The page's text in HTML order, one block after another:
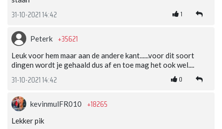
31-10-2021 14:42 1
Peterk +35621
Leuk voor hem maar aan de andere kant......voor dit soort
dingen wordt je gehaald dus af en toe mag het ook wel....
31-10-2021 14:42 0
kevinmulFR010 +18265
Lekker pik